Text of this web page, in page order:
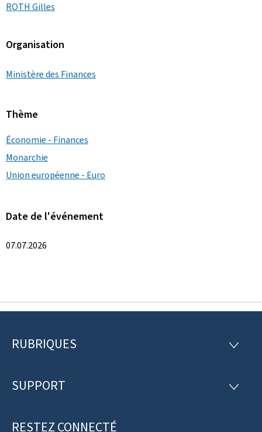
ROTH Gilles
Organisation
Ministère des Finances
Thème
Économie - Finances
Monarchie
Union européenne - Euro
Date de l'événement
07.07.2026
P
e
RUBRIQUES
R
R
SUPPORT
S
RESTEZ CONNECTÉ